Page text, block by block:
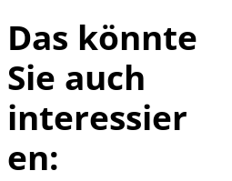
Das könnte
Sie auch
interessier
en: